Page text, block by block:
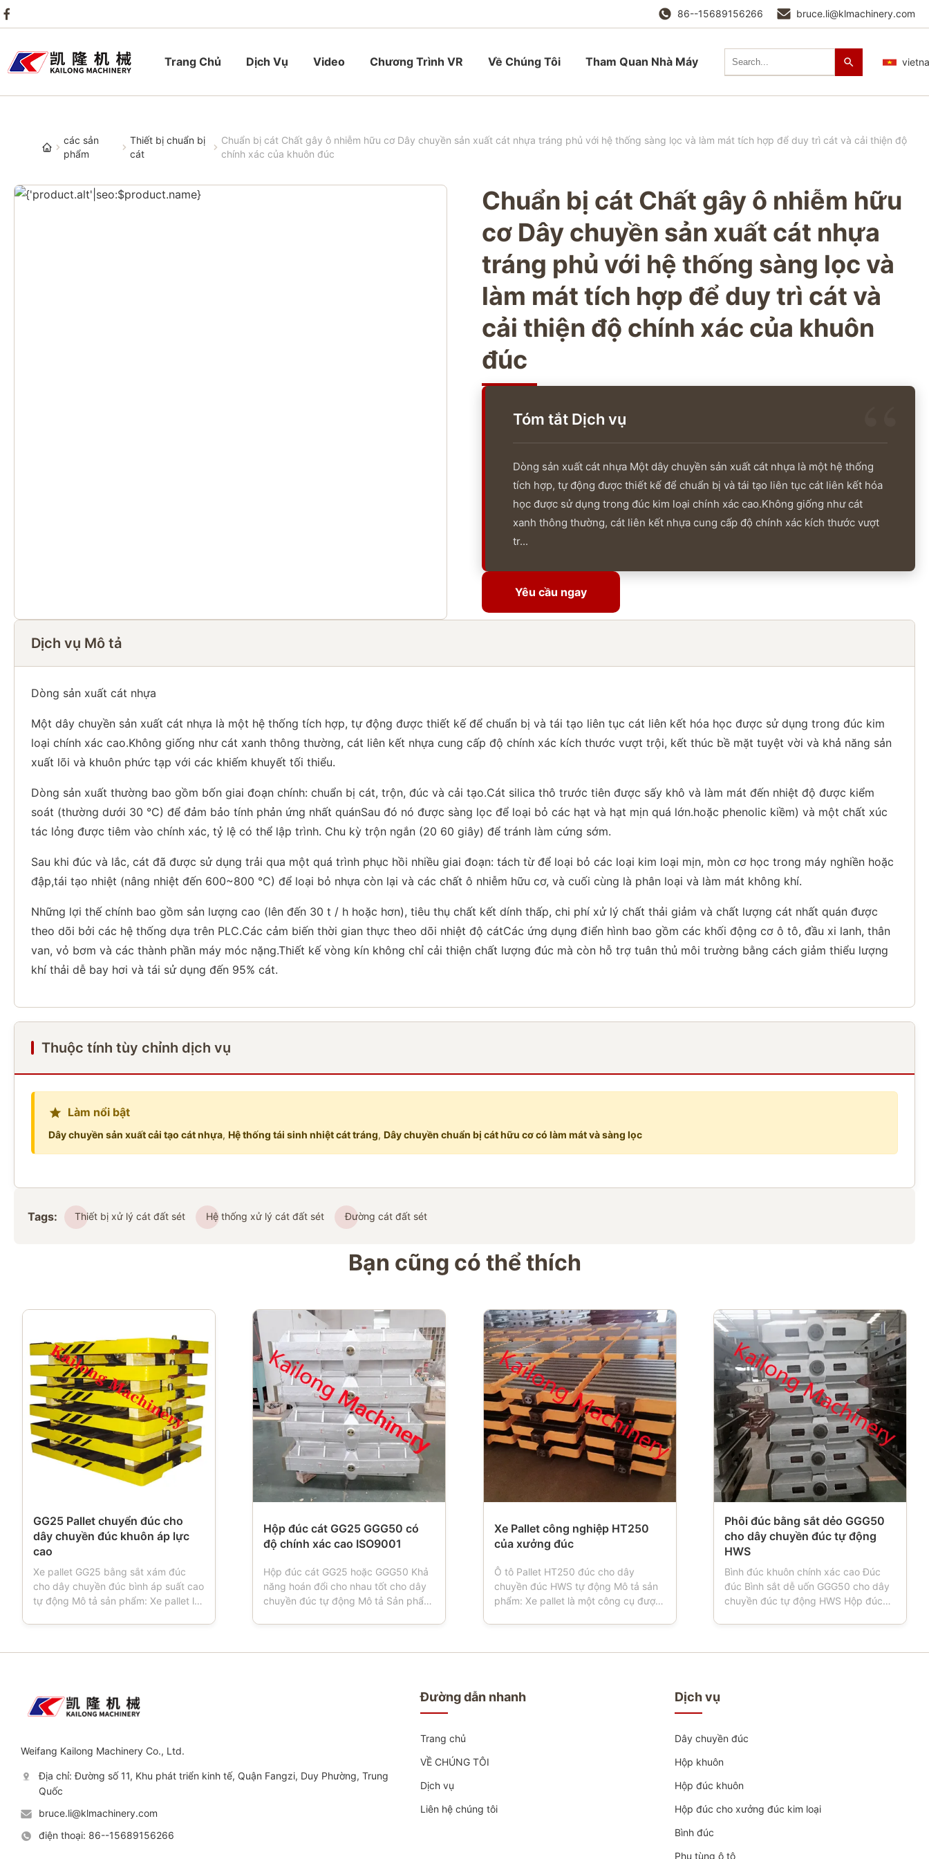
86--15689156266 bruce.li@klmachinery.com
Trang Chủ Dịch Vụ Video Chương Trình VR Về Chúng Tôi Tham Quan Nhà Máy
các sản
phẩm
Thiết bị chuẩn bị
cát
Chuẩn bị cát Chất gây ô nhiễm hữu cơ Dây chuyền sản xuất cát nhựa tráng phủ với hệ thống sàng lọc và làm mát tích hợp để duy trì cát và cải thiện độ
chính xác của khuôn đúc
Chuẩn bị cát Chất gây ô nhiễm hữu
cơ Dây chuyền sản xuất cát nhựa
tráng phủ với hệ thống sàng lọc và
làm mát tích hợp để duy trì cát và
cải thiện độ chính xác của khuôn
đúc
Tóm tắt Dịch vụ
Dòng sản xuất cát nhựa Một dây chuyền sản xuất cát nhựa là một hệ thống
tích hợp, tự động được thiết kế để chuẩn bị và tái tạo liên tục cát liên kết hóa
học được sử dụng trong đúc kim loại chính xác cao.Không giống như cát
xanh thông thường, cát liên kết nhựa cung cấp độ chính xác kích thước vượt
tr...
Yêu cầu ngay
Yêu cầu ngay
Dịch vụ Mô tả
Dòng sản xuất cát nhựa
Một dây chuyền sản xuất cát nhựa là một hệ thống tích hợp, tự động được thiết kế để chuẩn bị và tái tạo liên tục cát liên kết hóa học được sử dụng trong đúc kim
loại chính xác cao.Không giống như cát xanh thông thường, cát liên kết nhựa cung cấp độ chính xác kích thước vượt trội, kết thúc bề mặt tuyệt vời và khả năng sản
xuất lõi và khuôn phức tạp với các khiếm khuyết tối thiểu.
Dòng sản xuất thường bao gồm bốn giai đoạn chính: chuẩn bị cát, trộn, đúc và cải tạo.Cát silica thô trước tiên được sấy khô và làm mát đến nhiệt độ được kiểm
soát (thường dưới 30 °C) để đảm bảo tính phản ứng nhất quánSau đó nó được sàng lọc để loại bỏ các hạt và hạt mịn quá lớn.hoặc phenolic kiềm) và một chất xúc
tác lỏng được tiêm vào chính xác, tỷ lệ có thể lập trình. Chu kỳ trộn ngắn (20 60 giây) để tránh làm cứng sớm.
Sau khi đúc và lắc, cát đã được sử dụng trải qua một quá trình phục hồi nhiều giai đoạn: tách từ để loại bỏ các loại kim loại mịn, mòn cơ học trong máy nghiền hoặc
đập,tái tạo nhiệt (nâng nhiệt đến 600~800 °C) để loại bỏ nhựa còn lại và các chất ô nhiễm hữu cơ, và cuối cùng là phân loại và làm mát không khí.
Những lợi thế chính bao gồm sản lượng cao (lên đến 30 t / h hoặc hơn), tiêu thụ chất kết dính thấp, chi phí xử lý chất thải giảm và chất lượng cát nhất quán được
theo dõi bởi các hệ thống dựa trên PLC.Các cảm biến thời gian thực theo dõi nhiệt độ cátCác ứng dụng điển hình bao gồm các khối động cơ ô tô, đầu xi lanh, thân
van, vỏ bơm và các thành phần máy móc nặng.Thiết kế vòng kín không chỉ cải thiện chất lượng đúc mà còn hỗ trợ tuân thủ môi trường bằng cách giảm thiểu lượng
khí thải dễ bay hơi và tái sử dụng đến 95% cát.
Thuộc tính tùy chỉnh dịch vụ
Làm nổi bật
Dây chuyền sản xuất cải tạo cát nhựa, Hệ thống tái sinh nhiệt cát tráng, Dây chuyền chuẩn bị cát hữu cơ có làm mát và sàng lọc
Tags: Thiết bị xử lý cát đất sét Hệ thống xử lý cát đất sét Đường cát đất sét
Bạn cũng có thể thích
GG25 Pallet chuyển đúc cho
dây chuyền đúc khuôn áp lực
cao
Xe pallet GG25 bằng sắt xám đúc
cho dây chuyền đúc bình áp suất cao
tự động Mô tả sản phẩm: Xe pallet là
Hộp đúc cát GG25 GGG50 có
độ chính xác cao ISO9001
Hộp đúc cát GG25 hoặc GGG50 Khả
năng hoán đổi cho nhau tốt cho dây
chuyền đúc tự động Mô tả Sản phẩm:
Xe Pallet công nghiệp HT250
của xưởng đúc
Ô tô Pallet HT250 đúc cho dây
chuyền đúc HWS tự động Mô tả sản
phẩm: Xe pallet là một công cụ được
Phôi đúc bằng sắt dẻo GGG50
cho dây chuyền đúc tự động
HWS
Bình đúc khuôn chính xác cao Đúc
đúc Bình sắt dễ uốn GGG50 cho dây
chuyền đúc tự động HWS Hộp đúc
Weifang Kailong Machinery Co., Ltd.
Địa chỉ: Đường số 11, Khu phát triển kinh tế, Quận Fangzi, Duy Phường, Trung
Quốc
bruce.li@klmachinery.com
điện thoại: 86--15689156266
Đường dẫn nhanh
Trang chủ
VỀ CHÚNG TÔI
Dịch vụ
Liên hệ chúng tôi
Dịch vụ
Dây chuyền đúc
Hộp khuôn
Hộp đúc khuôn
Hộp đúc cho xưởng đúc kim loại
Bình đúc
Phụ tùng ô tô